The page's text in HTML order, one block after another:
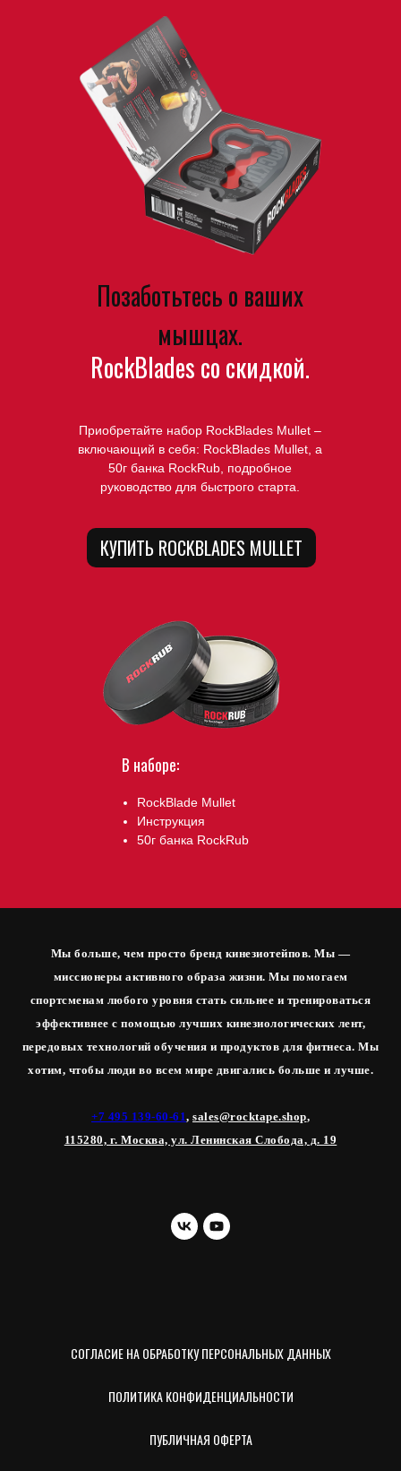
КУПИТЬ ROCKBLADES MULLET
Позаботьтесь о ваших
мышцах.
RockBlades со скидкой.
Приобретайте набор RockBlades Mullet –
включающий в себя: RockBlades Mullet, a
50г банка RockRub, подробное
руководство для быстрого старта.
В наборе:
RockBlade Mullet
Инструкция
50г банка RockRub
Мы больше, чем просто бренд кинезиотейпов. Мы —
миссионеры активного образа жизни. Мы помогаем
спортсменам любого уровня стать сильнее и тренироваться
эффективнее с помощью лучших кинезиологических лент,
передовых технологий обучения и продуктов для фитнеса. Мы
хотим, чтобы люди во всем мире двигались больше и лучше.
+7 495 139-60-61, sales@rocktape.shop,
115280, г. Москва, ул. Ленинская Слобода, д. 19
СОГЛАСИЕ НА ОБРАБОТКУ ПЕРСОНАЛЬНЫХ ДАННЫХ
ПОЛИТИКА КОНФИДЕНЦИАЛЬНОСТИ
ПУБЛИЧНАЯ ОФЕРТА